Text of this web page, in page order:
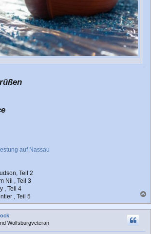
auf Nassau
Teil 2
Nil , Teil 3
, Teil 4
, Teil 5
a
c
Wolfsburgveteran